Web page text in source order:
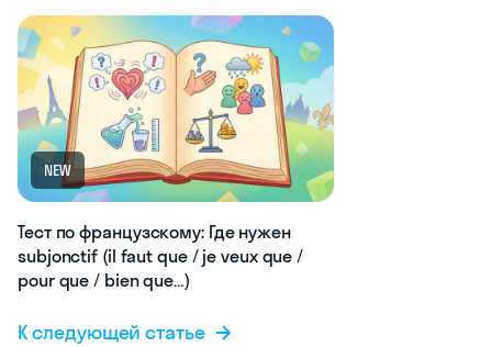
NEW
Тест по французскому: Где нужен
subjonctif (il faut que / je veux que /
pour que / bien que…)
К следующей статье